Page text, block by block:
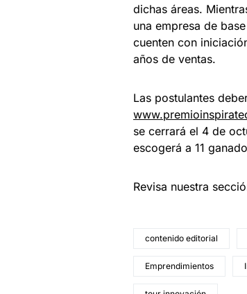
dichas áreas.
una empresa de
cuenten con
años de ventas.
Las postulantes
se cerrará el 4 de
escogerá a 11
Revisa nuestra
contenido editorial
Emprendimientos